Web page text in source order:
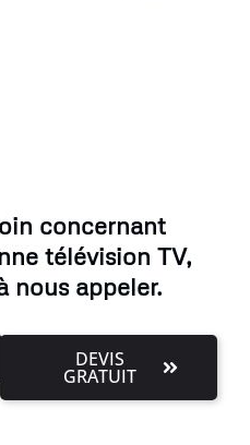
concernant
télévision TV,
nous appeler.
DEVIS
GRATUIT